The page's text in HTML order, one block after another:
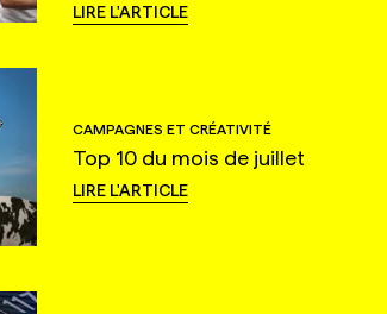
LIRE L'ARTICLE
CAMPAGNES ET CRÉATIVITÉ
Top 10 du mois de juillet
LIRE L'ARTICLE